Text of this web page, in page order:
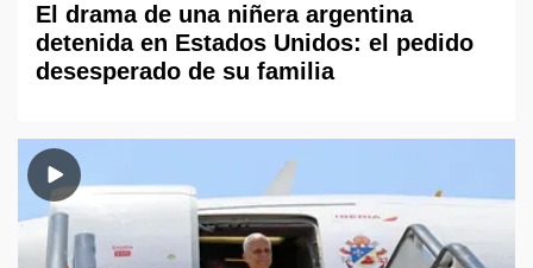
El drama de una niñera argentina
detenida en Estados Unidos: el pedido
desesperado de su familia